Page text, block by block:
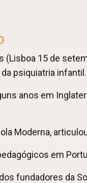
(Lisboa 15 de
psiquiatria infantil.
anos em
Moderna,
em
fundadores da